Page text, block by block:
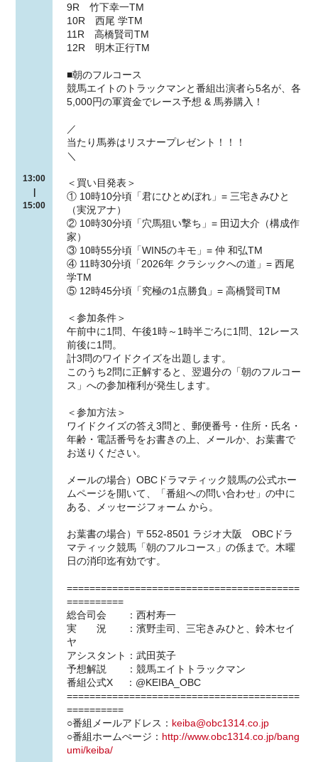
13:00
15:00
9R 竹下幸一TM
10R 西尾 学TM
11R 高橋賢司TM
12R 明木正行TM
■朝のフルコース
競馬エイトのトラックマンと番組出演者ら5名が、各
5,000円の軍資金でレース予想 & 馬券購入！
／
当たり馬券はリスナープレゼント！！！
＼
＜買い目発表＞
① 10時10分頃「君にひとめぼれ」= 三宅きみひと
（実況アナ）
② 10時30分頃「穴馬狙い撃ち」= 田辺大介（構成作
家）
③ 10時55分頃「WIN5のキモ」= 仲 和弘TM
④ 11時30分頃「2026年 クラシックへの道」= 西尾
学TM
⑤ 12時45分頃「究極の1点勝負」= 高橋賢司TM
＜参加条件＞
午前中に1問、午後1時～1時半ごろに1問、12レース
前後に1問。
計3問のワイドクイズを出題します。
このうち2問に正解すると、翌週分の「朝のフルコー
ス」への参加権利が発生します。
＜参加方法＞
ワイドクイズの答え3問と、郵便番号・住所・氏名・
年齢・電話番号をお書きの上、メールか、お葉書で
お送りください。
メールの場合）OBCドラマティック競馬の公式ホー
ムページを開いて、「番組への問い合わせ」の中に
ある、メッセージフォーム から。
お葉書の場合）〒552-8501 ラジオ大阪 OBCドラ
マティック競馬「朝のフルコース」の係まで。木曜
日の消印迄有効です。
=========================================
==========
総合司会 ：西村寿一
実 況 ：濱野圭司、三宅きみひと、鈴木セイ
ヤ
アシスタント：武田英子
予想解説 ：競馬エイトトラックマン
番組公式X ：@KEIBA_OBC
=========================================
==========
○番組メールアドレス： keiba@obc1314.co.jp
○番組ホームぺージ： http://www.obc1314.co.jp/bang
umi/keiba/